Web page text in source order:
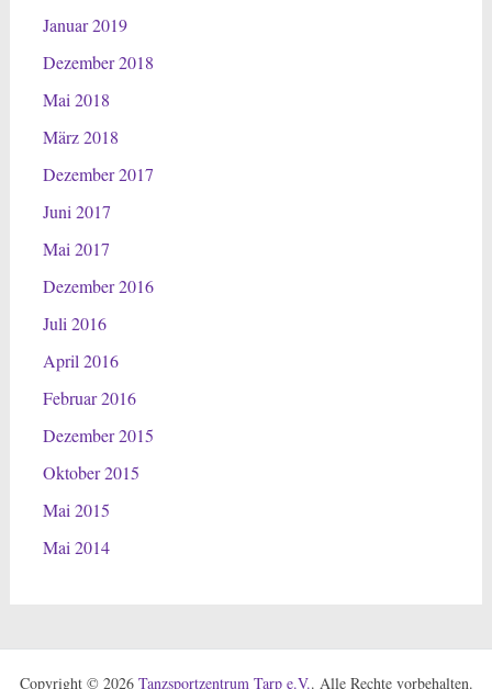
Januar 2019
Dezember 2018
Mai 2018
März 2018
Dezember 2017
Juni 2017
Mai 2017
Dezember 2016
Juli 2016
April 2016
Februar 2016
Dezember 2015
Oktober 2015
Mai 2015
Mai 2014
Copyright © 2026 Tanzsportzentrum Tarp e.V.. Alle Rechte vorbehalten.